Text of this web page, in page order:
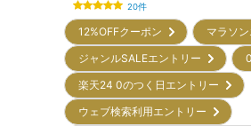
20件
12%OFFクーポン
マラソ
ジャンルSALEエントリー
楽天24 0のつく日エントリー
ウェブ検索利用エントリー